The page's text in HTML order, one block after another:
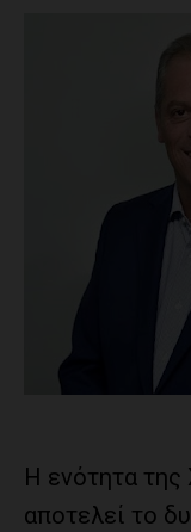
Η ενότητα
αποτελεί το